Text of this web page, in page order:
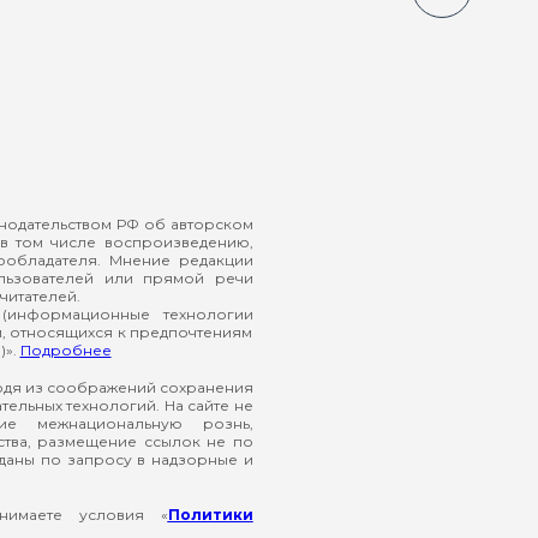
РФ об авторском
числе воспроизведению,
Мнение редакции
или прямой речи
технологии
относящихся к предпочтениям
Подробнее
из соображений сохранения
технологий. На сайте не
межнациональную рознь,
размещение ссылок не по
по запросу в надзорные и
условия «Политики